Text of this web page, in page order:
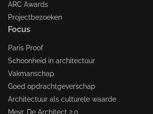
ARC Awards
Projectbezoeken
Focus
Paris Proof
Schoonheid in architectuur
Vakmanschap
Goed opdrachtgeverschap
Architectuur als culturele waarde
Mevr. De Architect 2.0